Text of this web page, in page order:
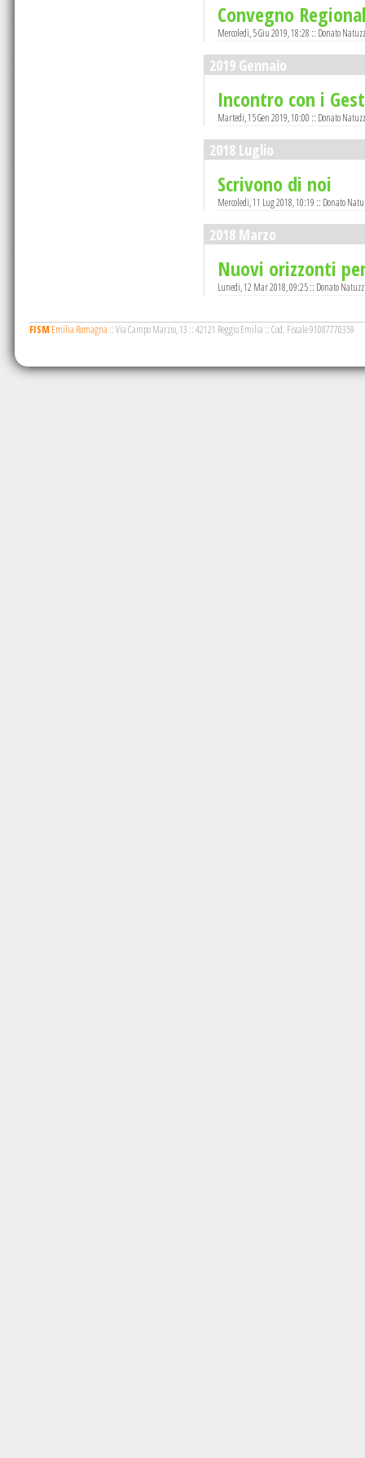
Convegno
Mercoledi, 5 Giu 2019, 18:28 :: Donato
2019 Gennaio
Incontro con i
Martedi, 15 Gen 2019, 10:00 :: Donato
2018 Luglio
Scrivono di noi
Mercoledi, 11 Lug 2018, 10:19 :: Donato
2018 Marzo
Nuovi orizzonti
Lunedi, 12 Mar 2018, 09:25 :: Donato
FISM Emilia Romagna ::Via Campo Marzio, 13 ::42121 Reggio Emilia ::Cod. Fiscale 91087770359